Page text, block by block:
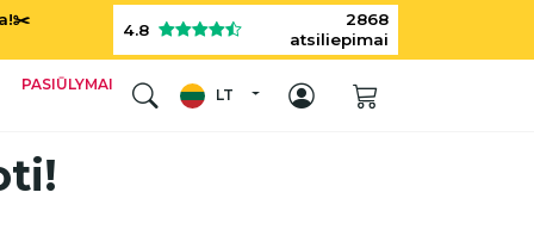
4.8
2868
atsiliepimai
PASIŪLYMAI
LT